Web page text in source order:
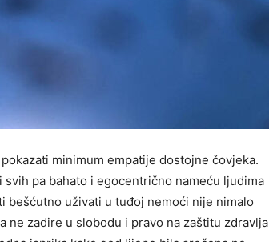
minimum empatije dostojne čovjeka.
pa bahato i egocentrično nameću ljudima
uživati u tuđoj nemoći nije nimalo
ne zadire u slobodu i pravo na zaštitu zdravlja